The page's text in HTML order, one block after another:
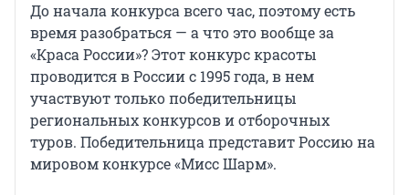
До начала конкурса всего час, поэтому есть
время разобраться — а что это вообще за
«Краса России»? Этот конкурс красоты
проводится в России с 1995 года, в нем
участвуют только победительницы
региональных конкурсов и отборочных
туров. Победительница представит Россию на
мировом конкурсе «Мисс Шарм».